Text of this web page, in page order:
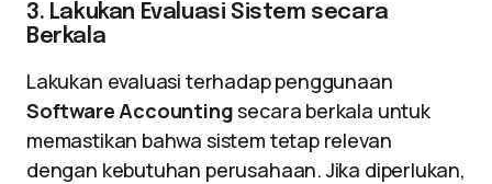
3. Lakukan Evaluasi Sistem secara
Berkala
Lakukan evaluasi terhadap penggunaan
Software Accountingsecara berkala untuk
memastikan bahwa sistem tetap relevan
dengan kebutuhan perusahaan. Jika diperlukan,